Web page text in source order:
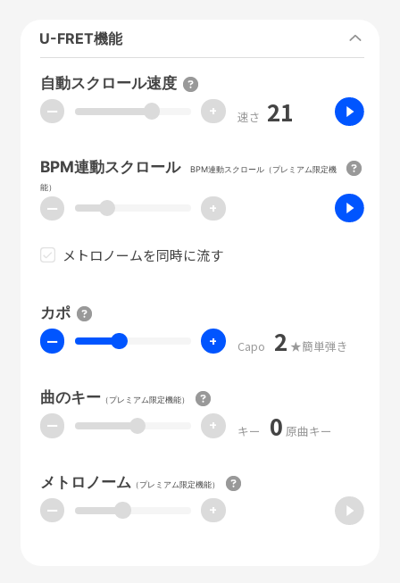
U-FRET機能
自動スクロール速度
ー + 速さ 21
BPM連動スクロール
BPM連動スクロール（プレミアム限定機
能）
ー +
メトロノームを同時に流す
カポ
ー + Capo 2 ★簡単弾き
曲のキー（プレミアム限定機能）
ー + キー 0 原曲キー
メトロノーム （プレミアム限定機能）
ー +